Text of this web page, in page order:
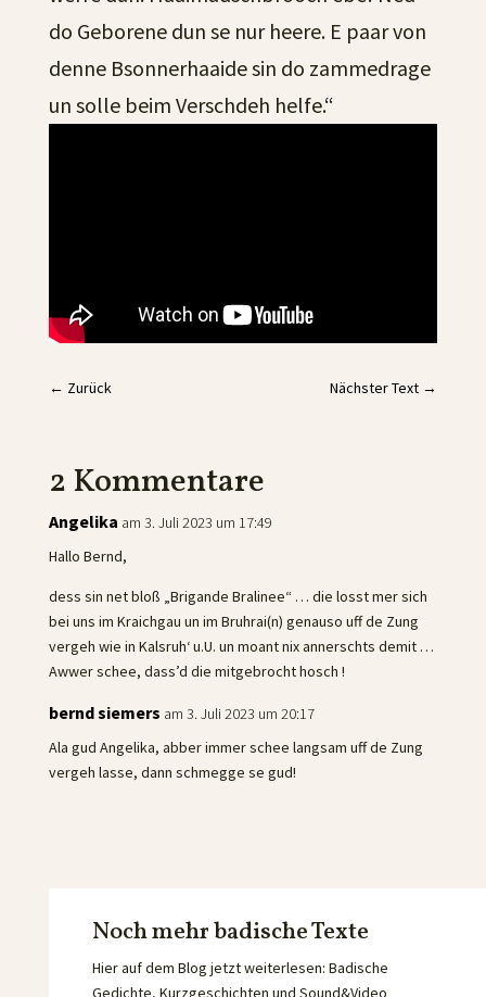
do Geborene dun se nur heere. E paar von
denne Bsonnerhaaide sin do zammedrage
un solle beim Verschdeh helfe.“
← Zurück Nächster Text →
2 Kommentare
Angelika am 3. Juli 2023 um 17:49
Hallo Bernd,
dess sin net bloß „Brigande Bralinee“ … die losst mer sich
bei uns im Kraichgau un im Bruhrai(n) genauso uff de Zung
vergeh wie in Kalsruh‘ u.U. un moant nix annerschts demit …
Awwer schee, dass’d die mitgebrocht hosch !
bernd siemers am 3. Juli 2023 um 20:17
Ala gud Angelika, abber immer schee langsam uff de Zung
vergeh lasse, dann schmegge se gud!
Noch mehr badische Texte
Hier auf dem Blog jetzt weiterlesen: Badische
Gedichte, Kurzgeschichten und Sound&Video